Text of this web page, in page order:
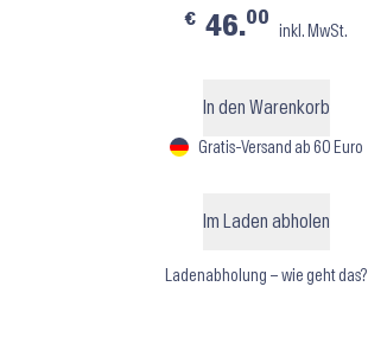
€ 46.00
inkl. MwSt.
In den Warenkorb
Gratis-Versand ab 60 Euro
Im Laden abholen
Ladenabholung – wie geht das?